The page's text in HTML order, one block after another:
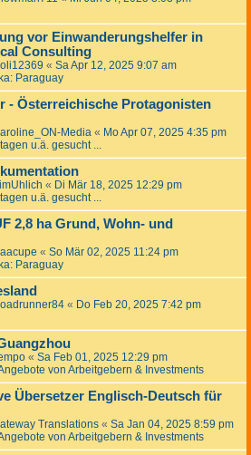
vor Einwanderungshelfer in
Consulting
« Sa Apr 12, 2025 9:07 am
Paraguay
- Österreichische Protagonisten
Media « Mo Apr 07, 2025 4:35 pm
u.ä. gesucht ...
« Di Mär 18, 2025 12:29 pm
u.ä. gesucht ...
2,8 ha Grund, Wohn- und
« So Mär 02, 2025 11:24 pm
Paraguay
« Do Feb 20, 2025 7:42 pm
« Sa Feb 01, 2025 12:29 pm
von Arbeitgebern & Investments
Übersetzer Englisch-Deutsch für
Translations « Sa Jan 04, 2025 8:59 pm
von Arbeitgebern & Investments